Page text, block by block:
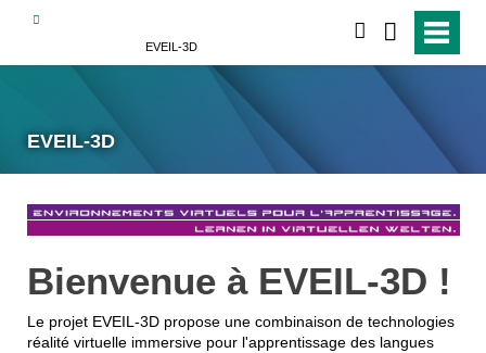
EVEIL-3D
EVEIL-3D
Bienvenue à EVEIL-3D !
Le projet EVEIL-3D propose une combinaison de technologies
réalité virtuelle immersive pour l'apprentissage des langues